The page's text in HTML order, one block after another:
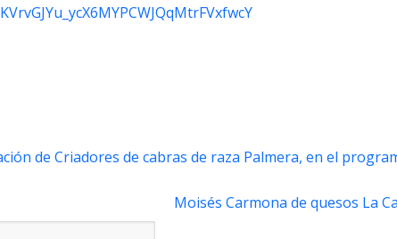
de Criadores de cabras de raza Palmera, en el
Moisés Carmona de quesos La